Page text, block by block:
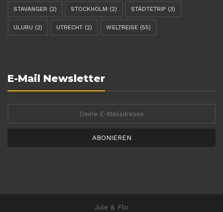
STAVANGER (2) STOCKHOLM (2) STÄDTETRIP (3)
ULURU (2) UTRECHT (2) WELTREISE (55)
E-Mail Newsletter
ABONIEREN
Jule & Flo